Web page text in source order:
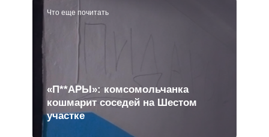
Что еще почитать
«П**АРЫ»: комсомольчанка
кошмарит соседей на Шестом
участке